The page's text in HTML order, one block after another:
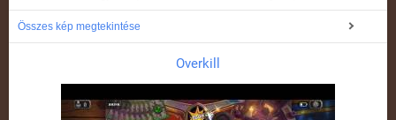
Összes kép megtekintése
Overkill